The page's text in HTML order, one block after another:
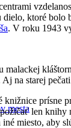
mesta
ktoré
. V roku 1943
malackej
na starej
knižnice prísne
len knihy
miesto, aby